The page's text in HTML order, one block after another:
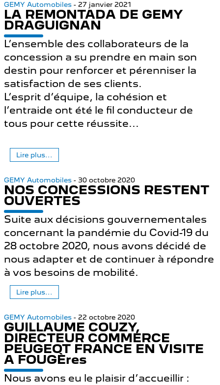
GEMY Automobiles - 27 janvier 2021
LA REMONTADA DE GEMY
DRAGUIGNAN
L’ensemble des collaborateurs de la
concession a su prendre en main son
destin pour renforcer et pérenniser la
satisfaction de ses clients.
L’esprit d’équipe, la cohésion et
l’entraide ont été le fil conducteur de
tous pour cette réussite...
Lire plus...
GEMY Automobiles - 30 octobre 2020
NOS CONCESSIONS RESTENT
OUVERTES
Suite aux décisions gouvernementales
concernant la pandémie du Covid-19 du
28 octobre 2020, nous avons décidé de
nous adapter et de continuer à répondre
à vos besoins de mobilité.
Lire plus...
GEMY Automobiles - 22 octobre 2020
GUILLAUME COUZY,
DIRECTEUR COMMERCE
PEUGEOT FRANCE EN VISITE
A FOUGÈres
Nous avons eu le plaisir d’accueillir :